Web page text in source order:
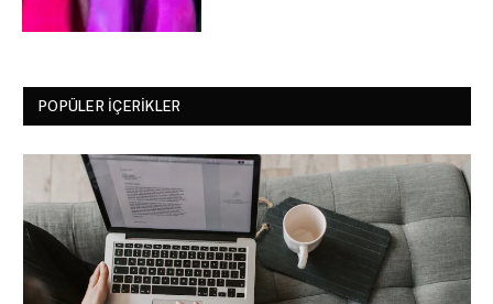
POPÜLER İÇERIKLER